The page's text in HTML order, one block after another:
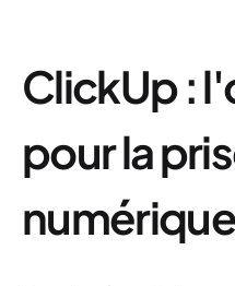
ClickUp :
pour la
numérique